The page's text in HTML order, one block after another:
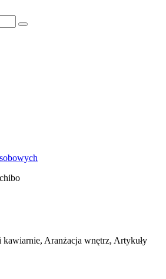
kawiarnie, Aranżacja wnętrz, Artykuły